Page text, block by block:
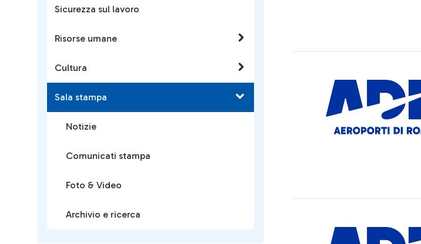
Sicurezza sul lavoro
Risorse umane
Cultura
Sala stampa
Notizie
Comunicati stampa
Foto & Video
Archivio e ricerca